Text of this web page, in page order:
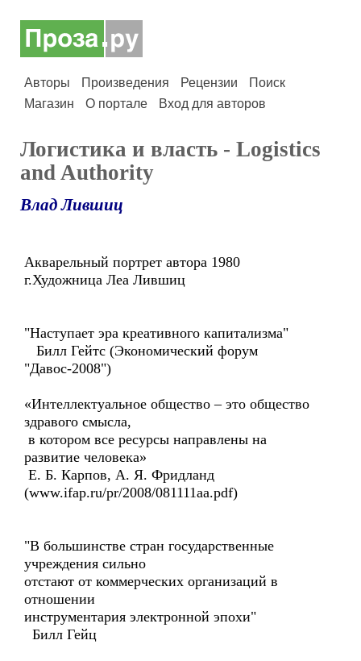
Авторы Произведения Рецензии
Поиск
Магазин
О портале Вход для авторов
Логистика и власть - Logistics
and Authority
Влад Лившиц
Акварельный портрет автора 1980
г.Художница Леа Лившиц
"Наступает эра креативного капитализма"
Билл Гейтс (Экономический форум
"Давос-2008")
«Интеллектуальное общество – это общество
здравого смысла,
в котором все ресурсы направлены на
развитие человека»
Е. Б. Карпов, А. Я. Фридланд
(www.ifap.ru/pr/2008/081111aa.pdf)
"В большинстве стран государственные
учреждения сильно
отстают от коммерческих организаций в
отношении
инструментария электронной эпохи"
Билл Гейц